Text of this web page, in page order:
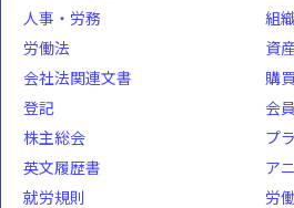
人事・労務
労働法
会社法関連文書
登記
株主総会
英文履歴書
組
資
購
会
プ
ア
就労規則
労